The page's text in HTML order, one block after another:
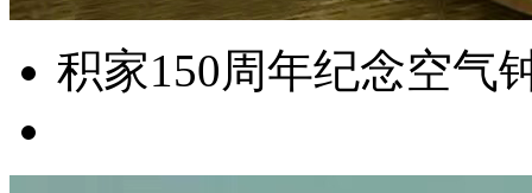
积家150周年纪念空气